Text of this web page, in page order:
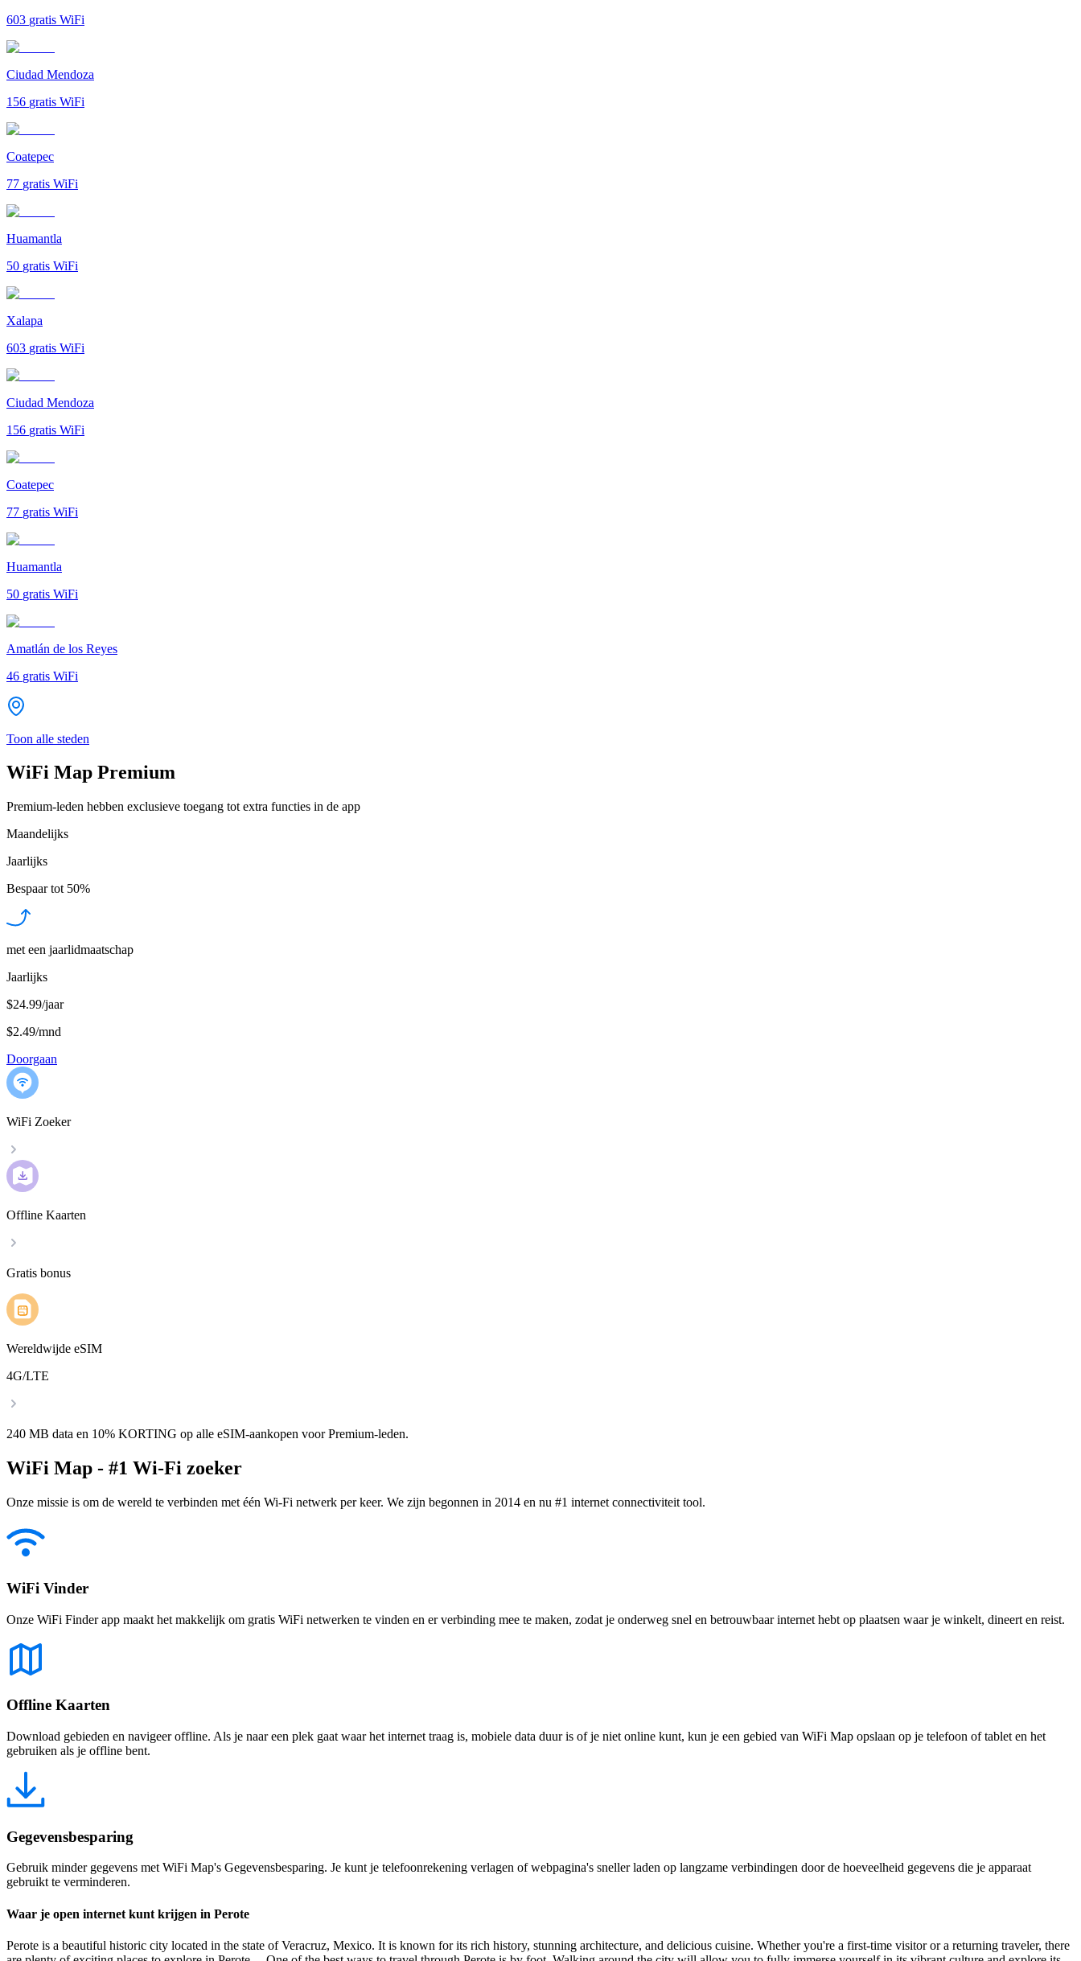
603 gratis WiFi
Ciudad Mendoza
156 gratis WiFi
Coatepec
77 gratis WiFi
Huamantla
50 gratis WiFi
Xalapa
603 gratis WiFi
Ciudad Mendoza
156 gratis WiFi
Coatepec
77 gratis WiFi
Huamantla
50 gratis WiFi
Amatlán de los Reyes
46 gratis WiFi
Toon alle steden
WiFi Map Premium
Premium-leden hebben exclusieve toegang tot extra functies in de app
Maandelijks
Jaarlijks
Bespaar tot 50%
met een jaarlidmaatschap
Jaarlijks
$24.99/jaar
$2.49/mnd
Doorgaan
WiFi Zoeker
Offline Kaarten
Gratis bonus
Wereldwijde eSIM
4G/LTE
240 MB data en 10% KORTING op alle eSIM-aankopen voor Premium-leden.
WiFi Map - #1 Wi-Fi zoeker
Onze missie is om de wereld te verbinden met één Wi-Fi netwerk per keer. We zijn begonnen in 2014 en nu #1 internet connectiviteit tool.
WiFi Vinder
Onze WiFi Finder app maakt het makkelijk om gratis WiFi netwerken te vinden en er verbinding mee te maken, zodat je onderweg snel en betrouwbaar internet hebt op plaatsen waar je winkelt, dineert en reist.
Offline Kaarten
Download gebieden en navigeer offline. Als je naar een plek gaat waar het internet traag is, mobiele data duur is of je niet online kunt, kun je een gebied van WiFi Map opslaan op je telefoon of tablet en het
gebruiken als je offline bent.
Gegevensbesparing
Gebruik minder gegevens met WiFi Map's Gegevensbesparing. Je kunt je telefoonrekening verlagen of webpagina's sneller laden op langzame verbindingen door de hoeveelheid gegevens die je apparaat
gebruikt te verminderen.
Waar je open internet kunt krijgen in Perote
Perote is a beautiful historic city located in the state of Veracruz, Mexico. It is known for its rich history, stunning architecture, and delicious cuisine. Whether you're a first-time visitor or a returning traveler, there